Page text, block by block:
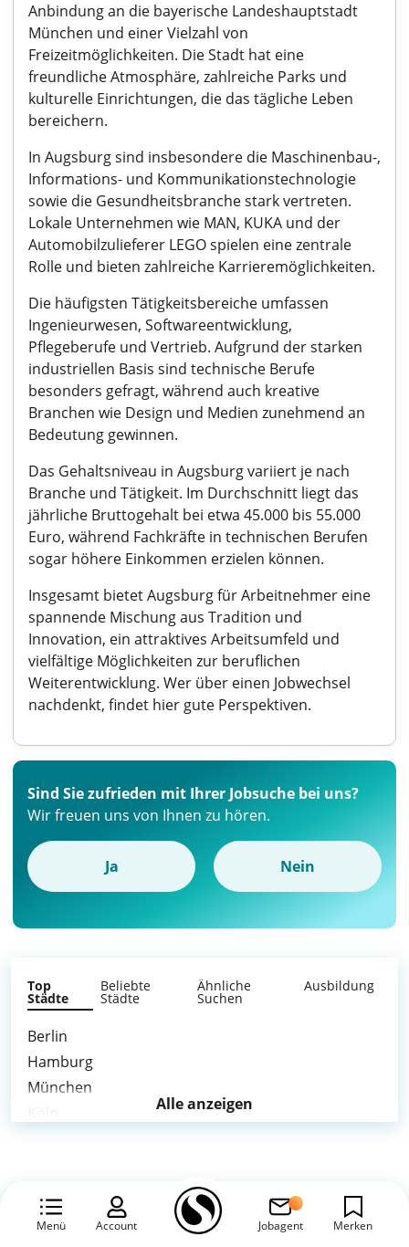
Anbindung an die bayerische Landeshauptstadt
München und einer Vielzahl von
Freizeitmöglichkeiten. Die Stadt hat eine
freundliche Atmosphäre, zahlreiche Parks und
kulturelle Einrichtungen, die das tägliche Leben
bereichern.
In Augsburg sind insbesondere die Maschinenbau-,
Informations- und Kommunikationstechnologie
sowie die Gesundheitsbranche stark vertreten.
Lokale Unternehmen wie MAN, KUKA und der
Automobilzulieferer LEGO spielen eine zentrale
Rolle und bieten zahlreiche Karrieremöglichkeiten.
Die häufigsten Tätigkeitsbereiche umfassen
Ingenieurwesen, Softwareentwicklung,
Pflegeberufe und Vertrieb. Aufgrund der starken
industriellen Basis sind technische Berufe
besonders gefragt, während auch kreative
Branchen wie Design und Medien zunehmend an
Bedeutung gewinnen.
Das Gehaltsniveau in Augsburg variiert je nach
Branche und Tätigkeit. Im Durchschnitt liegt das
jährliche Bruttogehalt bei etwa 45.000 bis 55.000
Euro, während Fachkräfte in technischen Berufen
sogar höhere Einkommen erzielen können.
Insgesamt bietet Augsburg für Arbeitnehmer eine
spannende Mischung aus Tradition und
Innovation, ein attraktives Arbeitsumfeld und
vielfältige Möglichkeiten zur beruflichen
Weiterentwicklung. Wer über einen Jobwechsel
nachdenkt, findet hier gute Perspektiven.
Menü Account Jobagent Merken
Sind Sie zufrieden mit Ihrer Jobsuche bei uns?
Wir freuen uns von Ihnen zu hören.
Ja Nein
Top
Städte
Beliebte
Städte
Ähnliche
Suchen
Ausbildung
Berlin
Hamburg
München
Leipzig
Alle anzeigen